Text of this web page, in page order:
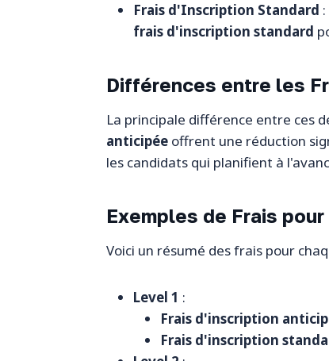
Frais d'Inscription Standard
frais d'inscription standard
Différences entre les
La principale différence entre ces
anticipée offrent une réduction
les candidats qui planifient à
Exemples de Frais
Voici un résumé des frais pour
Level 1 :
Frais d'inscription
Frais d'inscription